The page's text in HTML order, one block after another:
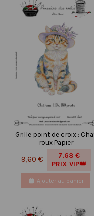
Grille point de croix :
roux Papier
9,60 €
7.68 €
PRIX VIP👑
Ajouter au panier